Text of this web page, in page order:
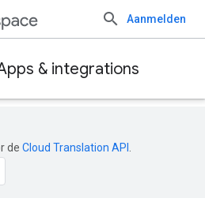
Aanmelden
& integrations
de Cloud Translation API